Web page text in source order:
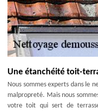
Une étanchéité toit-
Nous sommes experts dans le
malpropreté. Mais nous
votre toit qui sert de